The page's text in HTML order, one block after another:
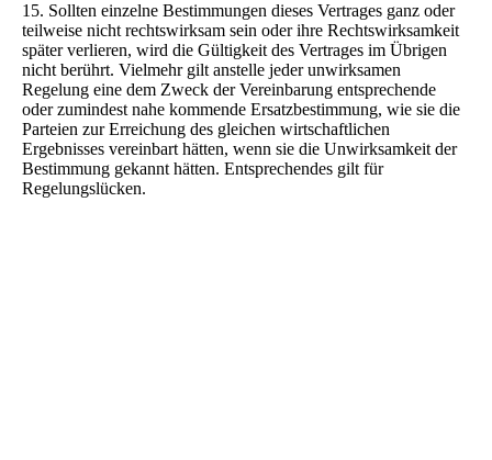
15. Sollten einzelne Bestimmungen dieses Vertrages ganz oder
teilweise nicht rechtswirksam sein oder ihre Rechtswirksamkeit
später verlieren, wird die Gültigkeit des Vertrages im Übrigen
nicht berührt. Vielmehr gilt anstelle jeder unwirksamen
Regelung eine dem Zweck der Vereinbarung entsprechende
oder zumindest nahe kommende Ersatzbestimmung, wie sie die
Parteien zur Erreichung des gleichen wirtschaftlichen
Ergebnisses vereinbart hätten, wenn sie die Unwirksamkeit der
Bestimmung gekannt hätten. Entsprechendes gilt für
Regelungslücken.